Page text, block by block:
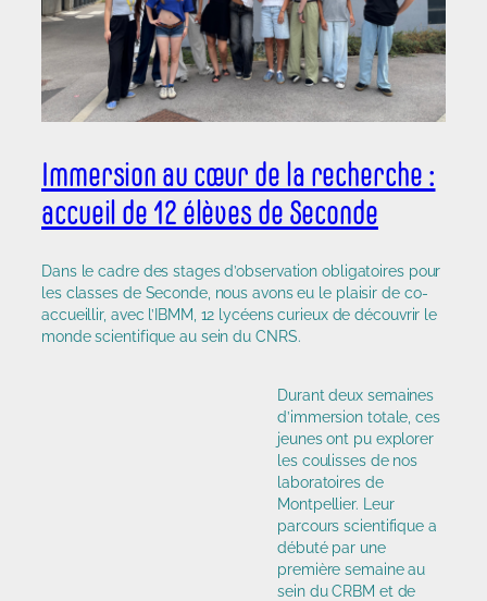
Immersion au cœur de la recherche :
accueil de 12 élèves de Seconde
Dans le cadre des stages d’observation obligatoires pour
les classes de Seconde, nous avons eu le plaisir de co-
accueillir, avec l’IBMM, 12 lycéens curieux de découvrir le
monde scientifique au sein du CNRS.
Durant deux semaines
d’immersion totale, ces
jeunes ont pu explorer
les coulisses de nos
laboratoires de
Montpellier. Leur
parcours scientifique a
débuté par une
première semaine au
sein du CRBM et de